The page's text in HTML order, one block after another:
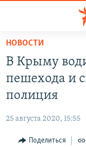
Вернуться
основному
содержанию
главной
навигации
Вернутся
СПЕЦПРОЕКТЫ
11 ЛЕТ ОККУПАЦИИ
ЕЩЕ
ИНТЕРАКТИВ
РАДІО СВОБОДА
НОВОСТИ
В Крыму
пешехода и
полиция
25 августа 2020, 15:55
Поделиться